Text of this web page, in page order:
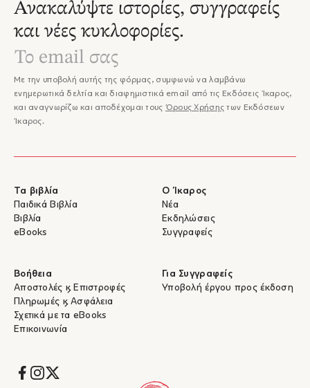
Ανακαλύψτε ιστορίες, συγγραφείς
και νέες κυκλοφορίες.
Με την υποβολή αυτής της φόρμας, συμφωνώ να λαμβάνω
ενημερωτικά δελτία και διαφημιστικά email από τις Εκδόσεις Ίκαρος,
και αναγνωρίζω και αποδέχομαι τους Όρους Χρήσης των Εκδόσεων
Ίκαρος.
Τα βιβλία
Παιδικά Βιβλία
Βιβλία
eBooks
Ο Ίκαρος
Νέα
Εκδηλώσεις
Συγγραφείς
Βοήθεια
Αποστολές & Επιστροφές
Πληρωμές & Ασφάλεια
Σχετικά με τα eBooks
Επικοινωνία
Για Συγγραφείς
Υποβολή έργου προς έκδοση
Socials